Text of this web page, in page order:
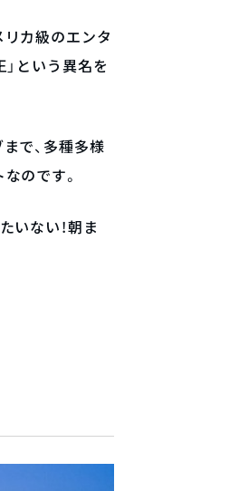
カ級のエンタ
という異名を
で、多種多様
のです。
いない！朝ま